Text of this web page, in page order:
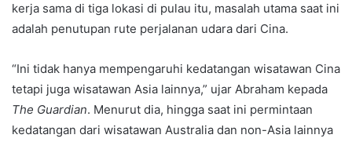
kerja sama di tiga lokasi di pulau itu, masalah utama saat ini
adalah penutupan rute perjalanan udara dari Cina.
“Ini tidak hanya mempengaruhi kedatangan wisatawan Cina
tetapi juga wisatawan Asia lainnya,” ujar Abraham kepada
The Guardian. Menurut dia, hingga saat ini permintaan
kedatangan dari wisatawan Australia dan non-Asia lainnya